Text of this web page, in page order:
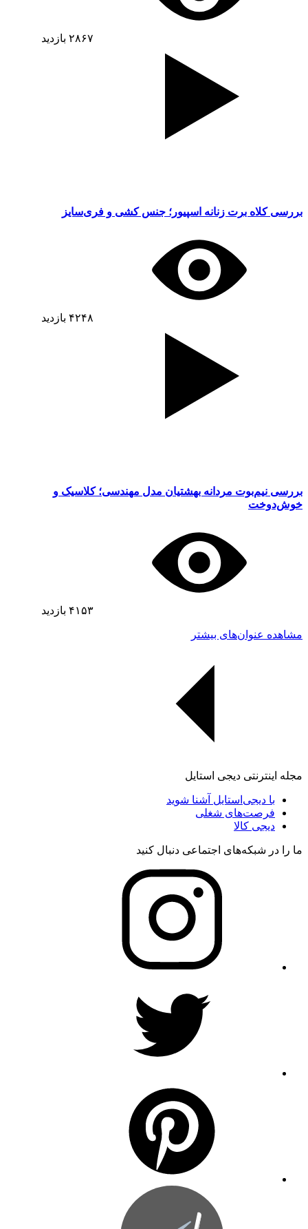
۲۸۶۷ بازدید
بررسی کلاه برت زنانه اسپیور؛ جنس کشی و فری‌سایز
۴۲۴۸ بازدید
بررسی نیم‌بوت مردانه بهشتیان مدل مهندسی؛ کلاسیک و
خوش‌دوخت
۴۱۵۳ بازدید
مشاهده عنوان‌های بیشتر
مجله اینترنتی دیجی استایل
با دیجی‌استایل آشنا شوید
فرصت‌های شغلی
دیجی کالا
ما را در شبکه‌های اجتماعی دنبال کنید